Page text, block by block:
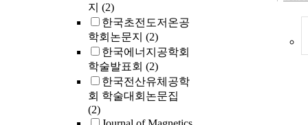
지 (2)
한국초전도저온공
학회논문지 (2)
한국에너지공학회
학술발표회 (2)
한국전산유체공학
회 학술대회논문집
(2)
model